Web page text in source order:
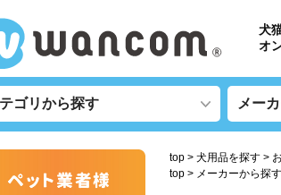
犬
オ
top 犬用品を探す
top
メーカーから探す